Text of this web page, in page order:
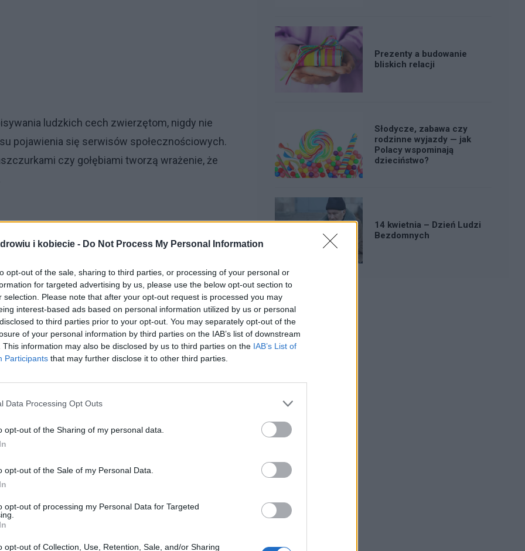
i kobiecie - Do Not Process My Personal Information
opt-out of the sale, sharing to third parties, or processing of your personal or
for targeted advertising by us, please use the below opt-out section to
selection. Please note that after your opt-out request is processed you may
interest-based ads based on personal information utilized by us or personal
to third parties prior to your opt-out. You may separately opt-out of the
of your personal information by third parties on the IAB’s list of downstream
This information may also be disclosed by us to third parties on the IAB’s List of
Participants that may further disclose it to other third parties.
Data Processing Opt Outs
opt-out of the Sharing of my personal data.
opt-out of the Sale of my Personal Data.
opt-out of processing my Personal Data for Targeted
opt-out of Collection, Use, Retention, Sale, and/or Sharing
ludzkich cech zwierzętom, nigdy nie
pojawienia się serwisów społecznościowych.
czy gołębiami tworzą wrażenie, że
można zmierzyć fizjologicznie i które trwają
jest wystraszone lub zestresowane, ale w
jest naukowe udowodnienie, że zwierzęta
latach 20. XX wieku czekał na swojego pana,
w dzielnicy Shibuya co wieczór o tej samej porze.
Po tym wydarzeniu pies jednak czekał w tym
na przybycie swojego właściciela.
byli w stanie zmierzyć poziom oksytocyny w
że pies zachowywał się niewiarygodnie wobec
i 2016 wykazali, że psy i koty wydzielają
jak ludzie.
oksytocyny u zwierzęcia może wzrosnąć do
Prezenty a budowanie
bliskich relacji
Słodycze, zabawa czy
rodzinne wyjazdy — jak
Polacy wspominają
dzieciństwo?
14 kwietnia – Dzień Ludzi
Bezdomnych